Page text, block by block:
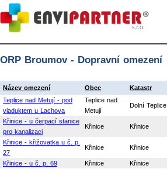
ORP Broumov - Dopravní omezení
Název omezení Obec Katastr
Teplice nad Metují - pod
viaduktem u Lachova
Teplice nad
Metují
Dolní Teplice
Křinice - u čerpací stanice
pro kanalizaci
Křinice Křinice
Křinice - křižovatka u č. p.
27
Křinice Křinice
Křinice - u č. p. 69 Křinice Křinice